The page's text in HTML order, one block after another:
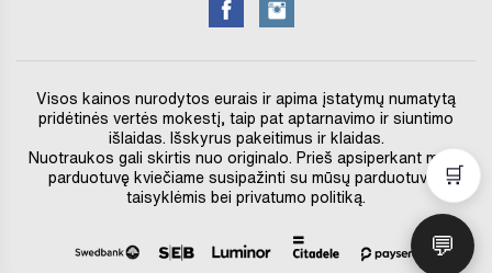
Visos kainos nurodytos eurais ir apima įstatymų numatytą
pridėtinės vertės mokestį, taip pat aptarnavimo ir siuntimo
išlaidas. Išskyrus pakeitimus ir klaidas.
Nuotraukos gali skirtis nuo originalo. Prieš apsiperkant mūsų
parduotuvę kviečiame susipažinti su mūsų parduotuvės
taisyklėmis bei privatumo politiką.
🛒
💬